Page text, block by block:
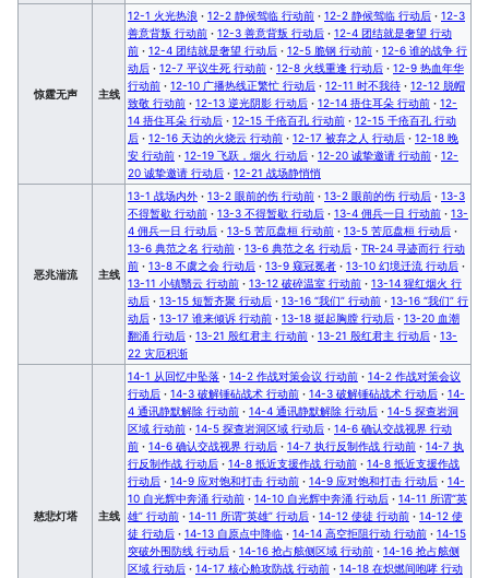
惊霆无声 主线
12-1 火光热浪 · 12-2 静候驾临 行动前 · 12-2 静候驾临 行动后 · 12-3
善意背叛 行动前 · 12-3 善意背叛 行动后 · 12-4 团结就是奢望 行动
前 · 12-4 团结就是奢望 行动后 · 12-5 脆钢 行动前 · 12-6 谁的战争 行
动后 · 12-7 平议生死 行动前 · 12-8 火线重逢 行动后 · 12-9 热血年华
行动前 · 12-10 广播热线正繁忙 行动后 · 12-11 时不我待 · 12-12 脱帽
致敬 行动前 · 12-13 逆光阴影 行动后 · 12-14 捂住耳朵 行动前 · 12-
14 捂住耳朵 行动后 · 12-15 千疮百孔 行动前 · 12-15 千疮百孔 行动
后 · 12-16 天边的火烧云 行动前 · 12-17 被弃之人 行动后 · 12-18 晚
安 行动前 · 12-19 飞跃，烟火 行动后 · 12-20 诚挚邀请 行动前 · 12-
20 诚挚邀请 行动后 · 12-21 战场静悄悄
恶兆湍流 主线
13-1 战场内外 · 13-2 眼前的伤 行动前 · 13-2 眼前的伤 行动后 · 13-3
不得暂歇 行动前 · 13-3 不得暂歇 行动后 · 13-4 佣兵一日 行动前 · 13-
4 佣兵一日 行动后 · 13-5 苦厄盘桓 行动前 · 13-5 苦厄盘桓 行动后 ·
13-6 典范之名 行动前 · 13-6 典范之名 行动后 · TR-24 寻迹而行 行动
前 · 13-8 不虞之会 行动后 · 13-9 窥冠冕者 · 13-10 幻境迁流 行动后 ·
13-11 小镇翳云 行动前 · 13-12 破碎温室 行动前 · 13-14 猩红烟火 行
动后 · 13-15 短暂齐聚 行动后 · 13-16 “我们” 行动前 · 13-16 “我们” 行
动后 · 13-17 谁来倾诉 行动前 · 13-18 挺起胸膛 行动后 · 13-20 血潮
翻涌 行动后 · 13-21 殷红君主 行动前 · 13-21 殷红君主 行动后 · 13-
22 灾厄积渐
慈悲灯塔 主线
14-1 从回忆中坠落 · 14-2 作战对策会议 行动前 · 14-2 作战对策会议
行动后 · 14-3 破解锤砧战术 行动前 · 14-3 破解锤砧战术 行动后 · 14-
4 通讯静默解除 行动前 · 14-4 通讯静默解除 行动后 · 14-5 探查岩洞
区域 行动前 · 14-5 探查岩洞区域 行动后 · 14-6 确认交战视界 行动
前 · 14-6 确认交战视界 行动后 · 14-7 执行反制作战 行动前 · 14-7 执
行反制作战 行动后 · 14-8 抵近支援作战 行动前 · 14-8 抵近支援作战
行动后 · 14-9 应对饱和打击 行动前 · 14-9 应对饱和打击 行动后 · 14-
10 自光辉中奔涌 行动前 · 14-10 自光辉中奔涌 行动后 · 14-11 所谓“英
雄” 行动前 · 14-11 所谓“英雄” 行动后 · 14-12 使徒 行动前 · 14-12 使
徒 行动后 · 14-13 自原点中降临 · 14-14 高空拒阻行动 行动前 · 14-15
突破外围防线 行动后 · 14-16 抢占舷侧区域 行动前 · 14-16 抢占舷侧
区域 行动后 · 14-17 核心舱攻防战 行动前 · 14-18 在炽燃间咆哮 行动